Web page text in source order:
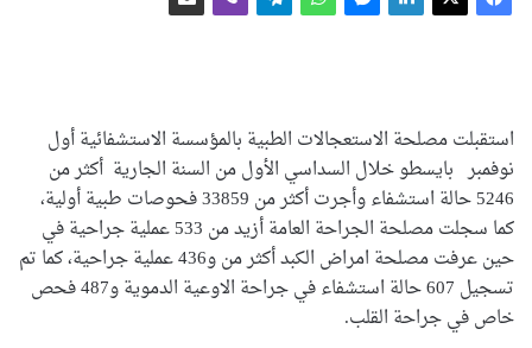
استقبلت مصلحة الاستعجالات الطبية بالمؤسسة الاستشفائية أول
نوفمبر بايسطو خلال السداسي الأول من السنة الجارية أكثر من
5246 حالة استشفاء وأجرت أكثر من 33859 فحوصات طبية أولية،
كما سجلت مصلحة الجراحة العامة أزيد من 533 عملية جراحية في
حين عرفت مصلحة امراض الكبد أكثر من و436 عملية جراحية، كما تم
تسجيل 607 حالة استشفاء في جراحة الاوعية الدموية و487 فحص
خاص في جراحة القلب.